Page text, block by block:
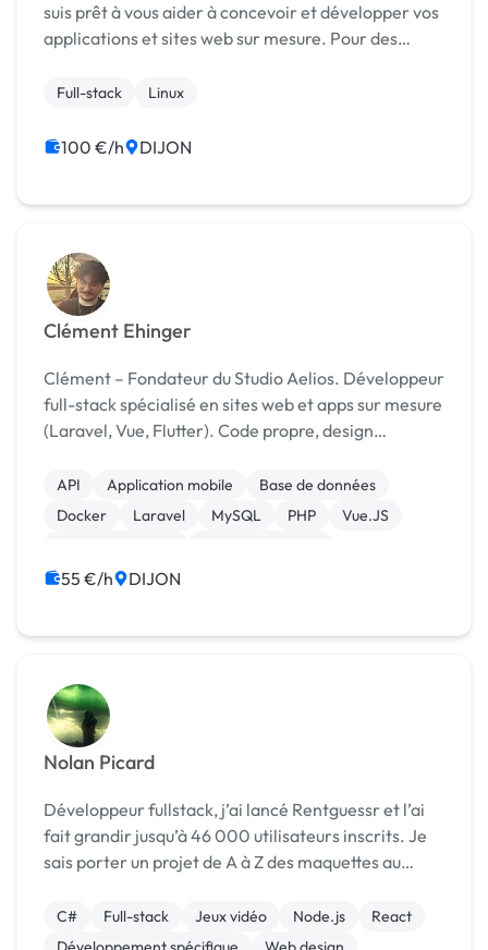
suis prêt à vous aider à concevoir et développer vos
applications et sites web sur mesure. Pour des
des produits de qualité, robustes et maintenabl...
Full-stack Linux
100 €/h DIJON
Clément Ehinger
Clément – Fondateur du Studio Aelios. Développeur
full-stack spécialisé en sites web et apps sur mesure
(Laravel, Vue, Flutter). Code propre, design
API Application mobile
Base de données
Docker
Laravel MySQL PHP
Vue.JS
55 €/h DIJON
Nolan Picard
Développeur fullstack, j’ai lancé Rentguessr et l’ai
fait grandir jusqu’à 46 000 utilisateurs inscrits. Je
sais porter un projet de A à Z des maquettes au
C# Full-stack Jeux vidéo Node.js
React